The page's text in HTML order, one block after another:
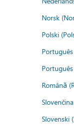
Norsk
Polski
Română
Slovenski